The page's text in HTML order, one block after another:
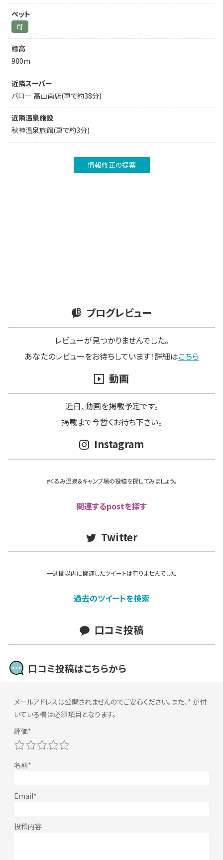
ペット
可
標高
980m
近隣スーパー
バロー 高山南店(車で約38分)
近隣温泉施設
秋神温泉旅館(車で約3分)
情報修正の提案
ブログレビュー
レビューが見つかりませんでした。
あなたのレビューをお待ちしています！詳細はこちら
動画
近日､動画を掲載予定です。
掲載まで今暫くお待ち下さい。
Instagram
#くるみ温泉&キャンプ場の投稿を探してみましょう。
関連するpostを探す
Twitter
一週間以内に関連したツイートは有りませんでした
過去のツイートを検索
口コミ投稿
口コミ投稿はこちらから
メールアドレスは公開されませんのでご安心ください。また、 * が付
いている欄は必須項目となります。
5
4
3
2